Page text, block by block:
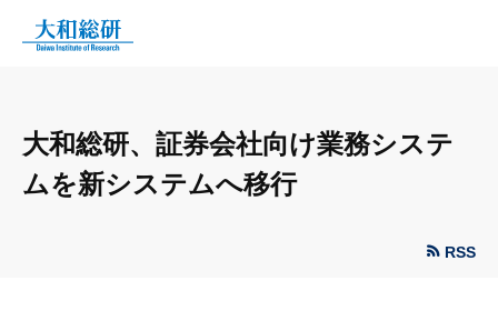
大和総研、証券会社向け業務システ
ムを新システムへ移行
RSS